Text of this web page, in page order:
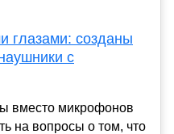
глазами: созданы
с
вместо микрофонов
на вопросы о том, что